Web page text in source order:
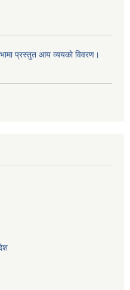
सभामा प्रस्तुत आय व्ययकाे विवरण।